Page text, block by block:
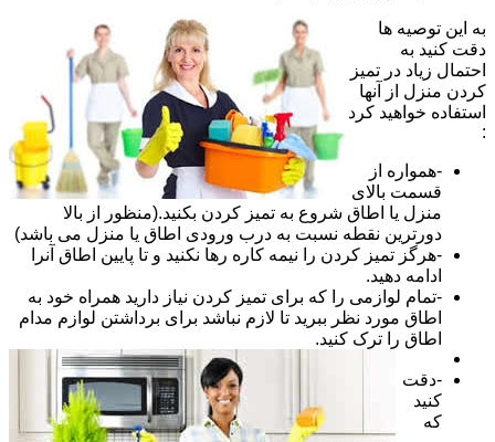
به این توصیه ها
دقت کنید به
احتمال زیاد در تمیز
کردن منزل از آنها
استفاده خواهید کرد
:
-همواره از
قسمت بالای
منزل یا اطاق شروع به تمیز کردن بکنید.(منظور از بالا
دورترین نقطه نسبت به درب ورودی اطاق یا منزل می باشد)
-هرگز تمیز کردن را نیمه کاره رها نکنید و تا پایین اطاق آنرا
ادامه دهید.
-تمام لوازمی را که برای تمیز کردن نیاز دارید همراه خود به
اطاق مورد نظر ببرید تا لازم نباشد برای برداشتن لوازم مدام
اطاق را ترک کنید.
-دقت
کنید
که